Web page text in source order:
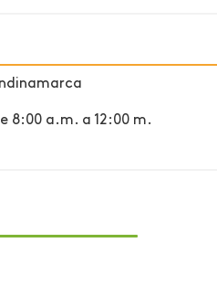
8:00 a.m. a 12:00 m.